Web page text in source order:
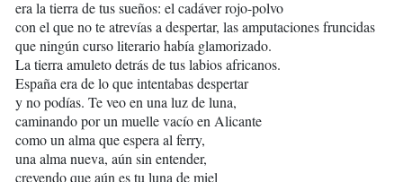
era la tierra de tus sueños: el cadáver rojo-polvo
con el que no te atrevías a despertar, las amputaciones fruncidas
que ningún curso literario había glamorizado.
La tierra amuleto detrás de tus labios africanos.
España era de lo que intentabas despertar
y no podías. Te veo en una luz de luna,
caminando por un muelle vacío en Alicante
como un alma que espera al ferry,
una alma nueva, aún sin entender,
creyendo que aún es tu luna de miel